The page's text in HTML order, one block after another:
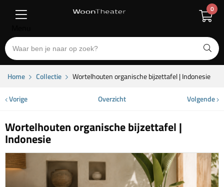
0
Home Collectie Wortelhouten organische bijzettafel | Indonesie
Vorige Overzicht Volgende
Wortelhouten organische bijzettafel |
Indonesie